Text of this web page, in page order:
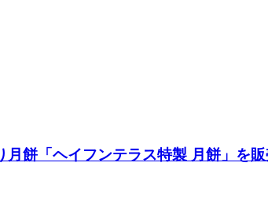
餅「ヘイフンテラス特製 月餅」を